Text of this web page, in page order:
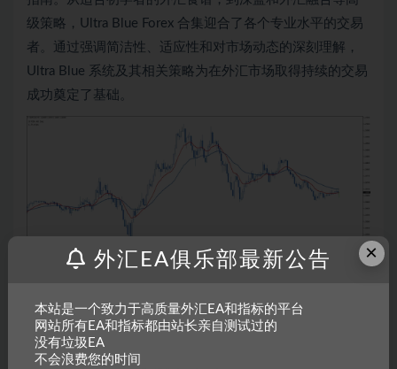
级策略，Ultra Blue Forex 合集迎合了各个专业水平的交易
者。通过强调简洁性、适应性和对市场动态的深刻理解，
Ultra Blue 系统及其相关策略为在外汇市场取得持续的交易
成功奠定了基础。
×
外汇EA俱乐部最新公告
本站是一个致力于高质量外汇EA和指标的平台
网站所有EA和指标都由站长亲自测试过的
没有垃圾EA
不会浪费您的时间